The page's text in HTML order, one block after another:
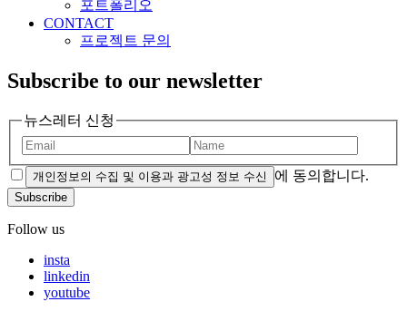
포트폴리오
CONTACT
프로젝트 문의
Subscribe to our newsletter
뉴스레터 신청
개인정보의 수집 및 이용과 광고성 정보 수신 에 동의합니다.
Subscribe
Follow us
insta
linkedin
youtube